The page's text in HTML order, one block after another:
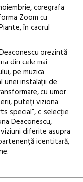
coregrafa
Zoom cu
în cadrul
prezintă
din cele mai
pe muzica
unei instalații de
cu umor
puteți viziona
special”, o selecție
Deaconescu,
diferite asupra
identitară,